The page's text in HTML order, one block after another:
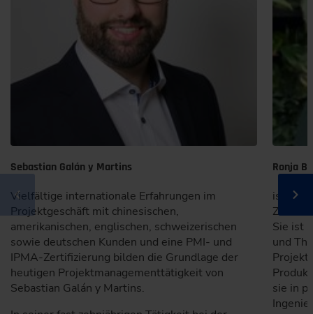
Sebastian Galán y Martins
Vielfältige internationale Erfahrungen im
Projektgeschäft mit chinesischen,
amerikanischen, englischen, schweizerischen
sowie deutschen Kunden und eine PMI- und
IPMA-Zertifizierung bilden die Grundlage der
heutigen Projektmanagementtätigkeit von
Sebastian Galán y Martins.
Ronja
ist
Sie ist
und
sie in